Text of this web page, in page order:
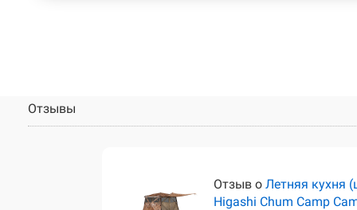
Отзывы
Отзыв о Летняя кухня
Higashi Chum Camp